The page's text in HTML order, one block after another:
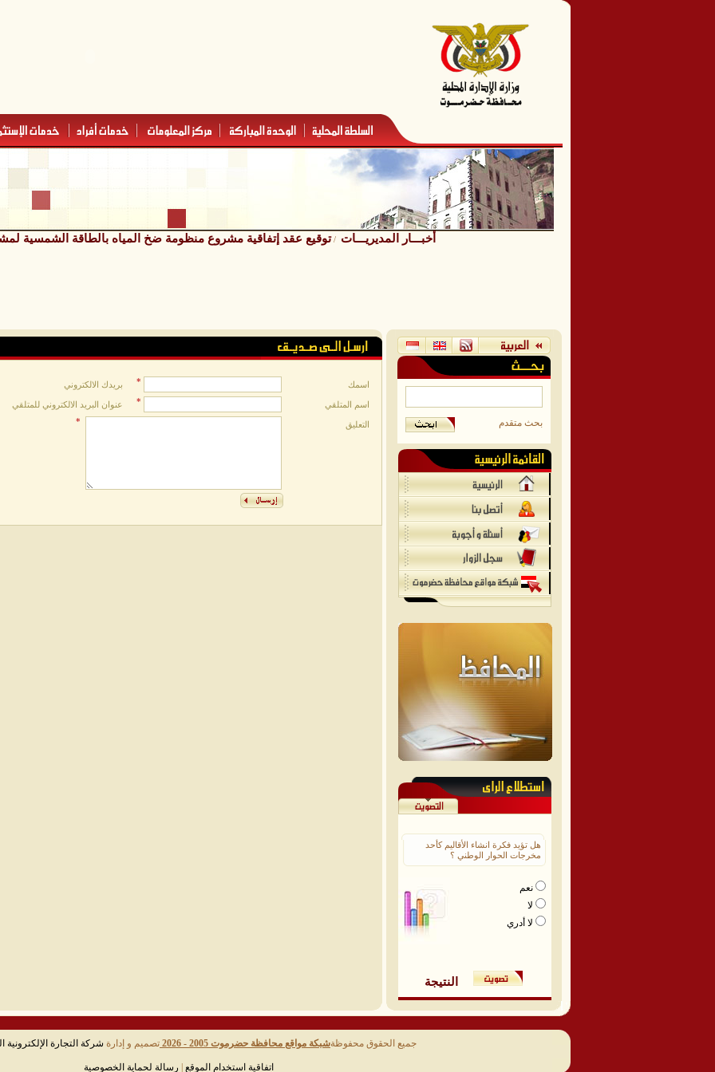
أخبـــار المديريـــات /توقيع عقد إتفاقية مشروع منظومة ضخ المياه بالطاقة الشمسية
اسمك * بريدك الالكتروني
اسم المتلقي * عنوان البريد الالكتروني للمتلقي
التعليق * بحث متقدم
هل تؤيد فكرة انشاء الأقاليم كأحد
مخرجات الحوار الوطني ؟
نعم
لا
لا أدري
النتيجة
جميع الحقوق محفوظةشبكة مواقع محافظة حضرموت 2005 - 2026 تصميم و إدارة شركة التجارة الإلكترونية
اتفاقية استخدام الموقع رسالة لحماية الخصوصية